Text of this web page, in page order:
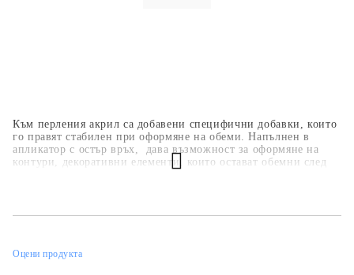
Към перления акрил са добавени специфични добавки, които
го правят стабилен при оформяне на обеми. Напълнен в
апликатор с остър връх, дава възможност за оформяне на
контури, декоративни елементи, които остават обемни след
Оцени продукта